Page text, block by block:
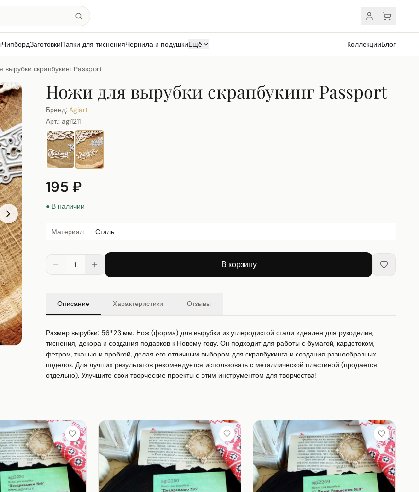
ЧипбордЗаготовкиПапки для тисненияЧернила и подушкиЕщё КоллекцииБлог
вырубки скрапбукинг Passport
Ножи для вырубки скрапбукинг Passport
Бренд: Agiart
Арт.: agi1211
195 ₽
● В наличии
Материал Сталь
1 В корзину
Описание Характеристики Отзывы
Размер вырубки: 56*23 мм. Нож (форма) для вырубки из углеродистой стали идеален для рукоделия,
тиснения, декора и создания подарков к Новому году. Он подходит для работы с бумагой, кардстоком,
фетром, тканью и пробкой, делая его отличным выбором для скрапбукинга и создания разнообразных
поделок. Для лучших результатов рекомендуется использовать с металлической пластиной (продается
отдельно). Улучшите свои творческие проекты с этим инструментом для творчества!